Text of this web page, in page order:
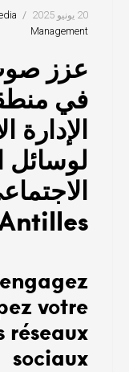
20 يونيو 2025
Management
عزز
في
الإدارة
لوسائل
votre
réseaux
sociaux